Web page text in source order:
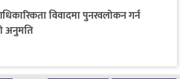
विवादमा पुनरवलोकन गर्न
अनुमति